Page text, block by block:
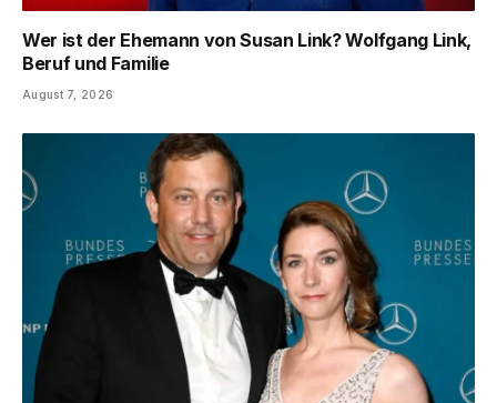
Wer ist der Ehemann von Susan Link? Wolfgang Link,
Beruf und Familie
August 7, 2026